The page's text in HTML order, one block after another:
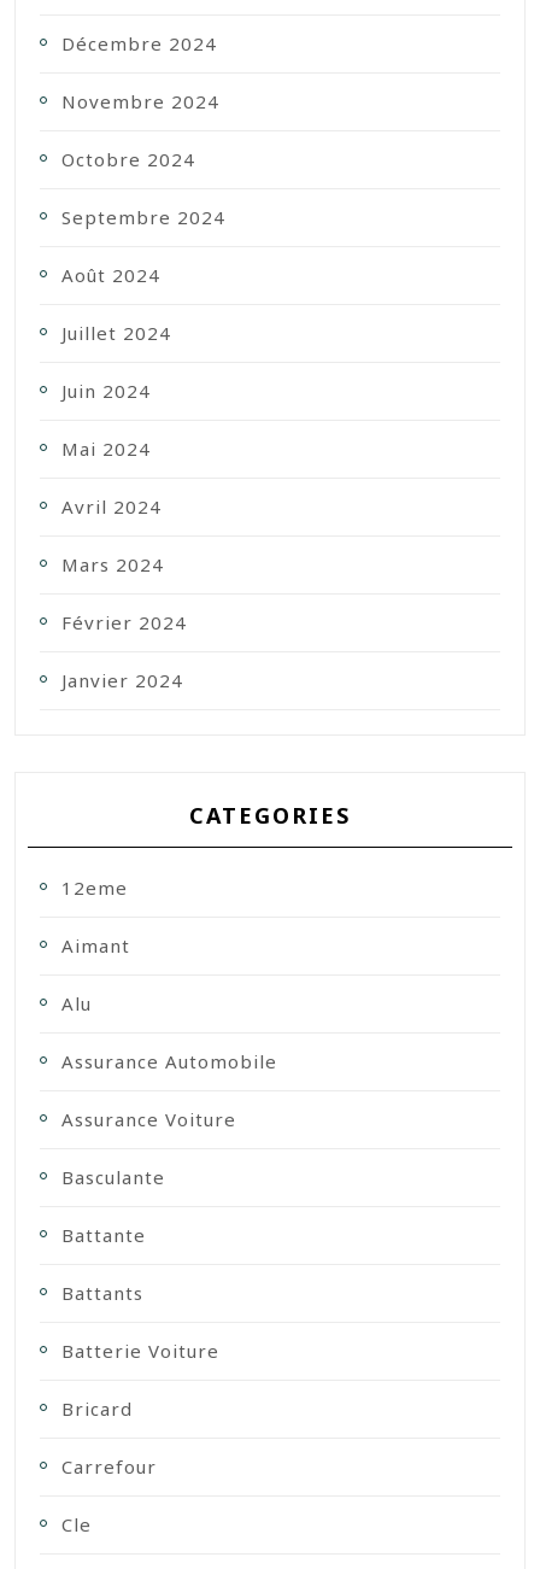
Décembre 2024
Novembre 2024
Octobre 2024
Septembre 2024
Août 2024
Juillet 2024
Juin 2024
Mai 2024
Avril 2024
Mars 2024
Février 2024
Janvier 2024
CATEGORIES
12eme
Aimant
Alu
Assurance Automobile
Assurance Voiture
Basculante
Battante
Battants
Batterie Voiture
Bricard
Carrefour
Cle